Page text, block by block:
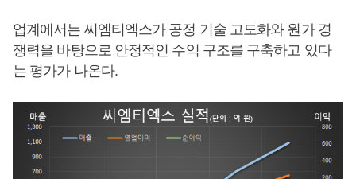
업계에서는 씨엠티엑스가 공정 기술 고도화와 원가 경
쟁력을 바탕으로 안정적인 수익 구조를 구축하고 있다
는 평가가 나온다.